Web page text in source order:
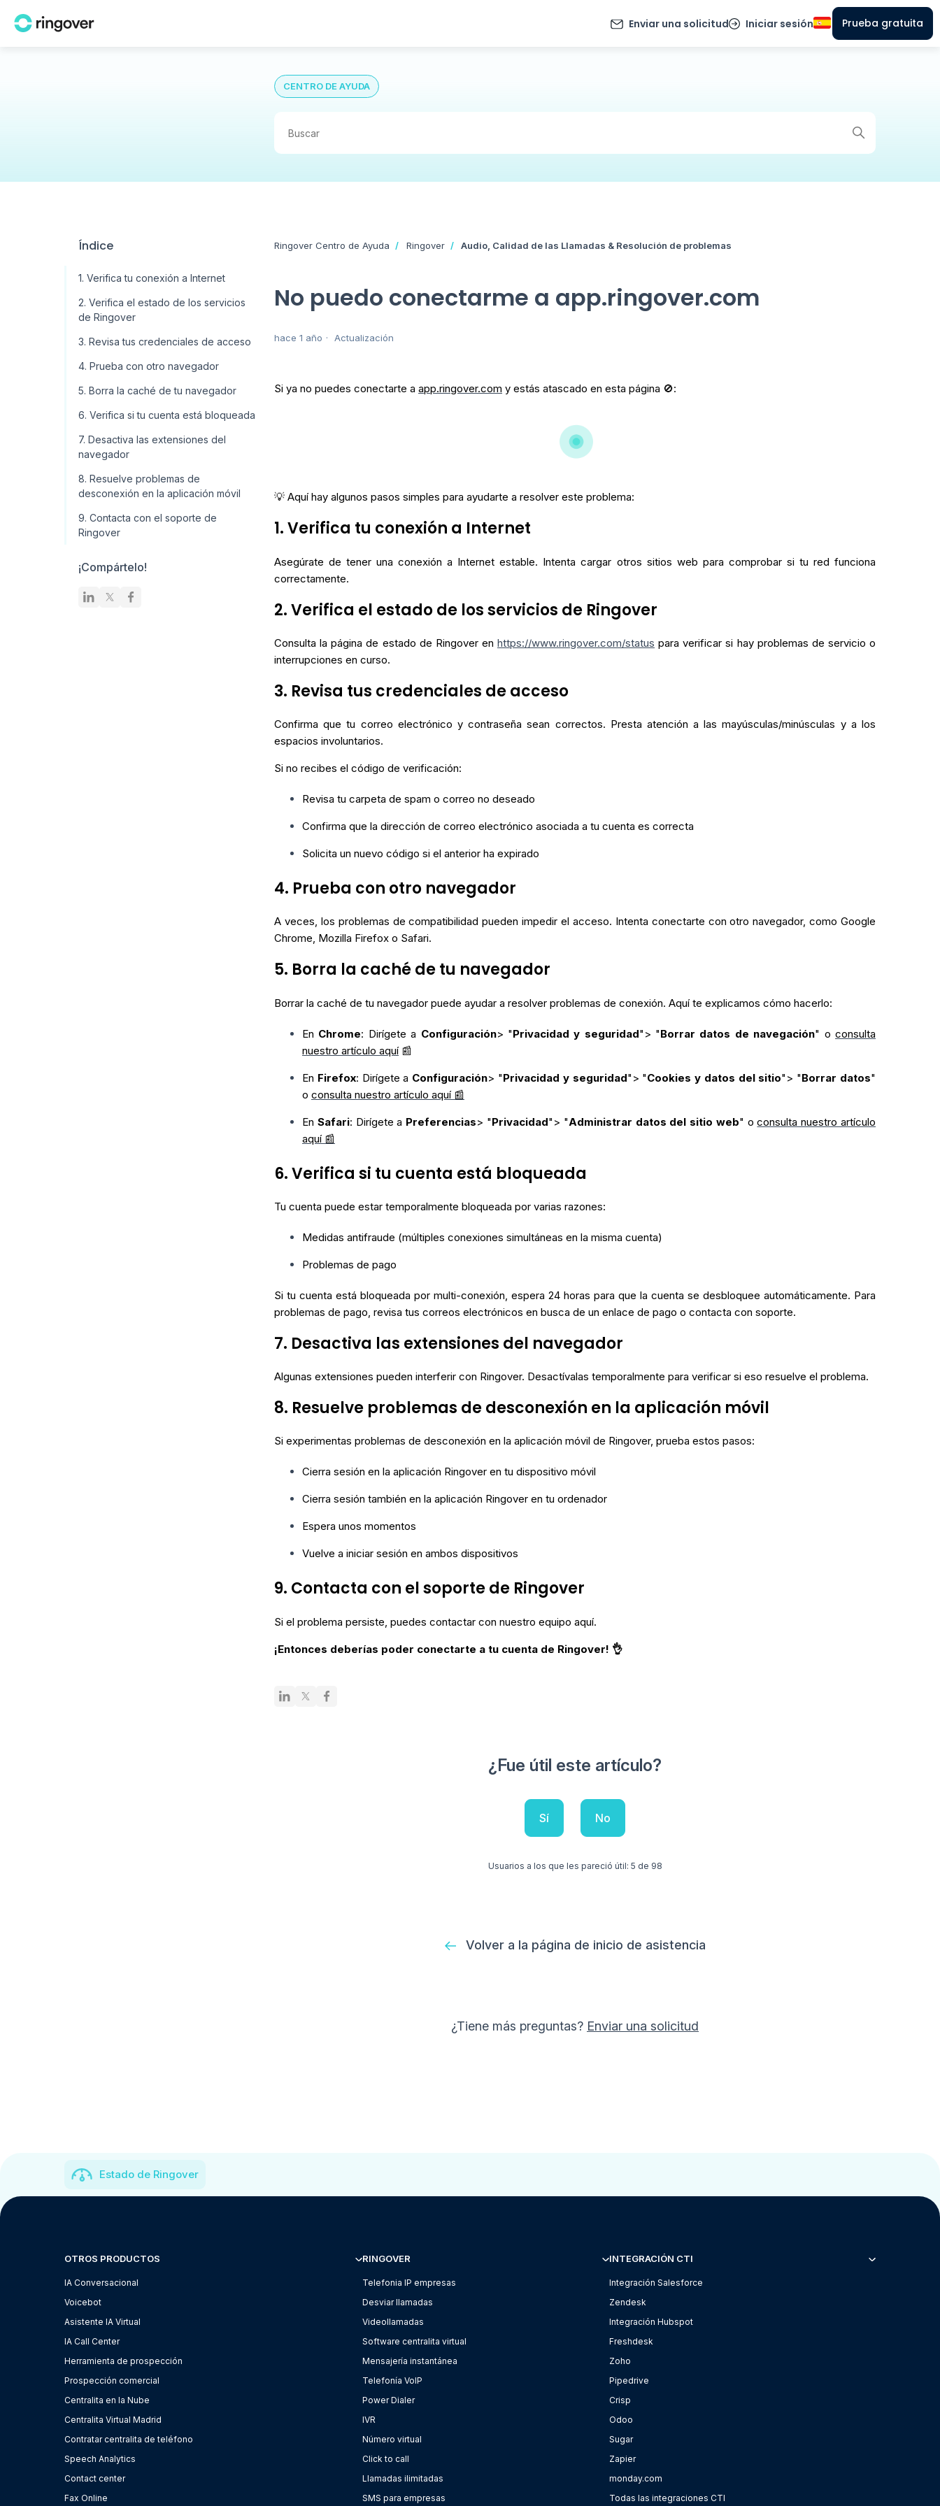
Enviar una solicitud Iniciar sesión Prueba gratuita
CENTRO DE AYUDA
Índice
1. Verifica tu conexión a Internet
2. Verifica el estado de los servicios
de Ringover
3. Revisa tus credenciales de acceso
4. Prueba con otro navegador
5. Borra la caché de tu navegador
6. Verifica si tu cuenta está bloqueada
7. Desactiva las extensiones del
navegador
8. Resuelve problemas de
desconexión en la aplicación móvil
9. Contacta con el soporte de
Ringover
¡Compártelo!
Ringover Centro de Ayuda Ringover Audio, Calidad de las Llamadas & Resolución de problemas
No puedo conectarme a app.ringover.com
hace 1 año Actualización
Si ya no puedes conectarte a app.ringover.com y estás atascado en esta página 🚫:
💡 Aquí hay algunos pasos simples para ayudarte a resolver este problema:
1. Verifica tu conexión a Internet
Asegúrate de tener una conexión a Internet estable. Intenta cargar otros sitios web para comprobar si tu red funciona
correctamente.
2. Verifica el estado de los servicios de Ringover
Consulta la página de estado de Ringover en https://www.ringover.com/status para verificar si hay problemas de servicio o
interrupciones en curso.
3. Revisa tus credenciales de acceso
Confirma que tu correo electrónico y contraseña sean correctos. Presta atención a las mayúsculas/minúsculas y a los
espacios involuntarios.
Si no recibes el código de verificación:
Revisa tu carpeta de spam o correo no deseado
Confirma que la dirección de correo electrónico asociada a tu cuenta es correcta
Solicita un nuevo código si el anterior ha expirado
4. Prueba con otro navegador
A veces, los problemas de compatibilidad pueden impedir el acceso. Intenta conectarte con otro navegador, como Google
Chrome, Mozilla Firefox o Safari.
5. Borra la caché de tu navegador
Borrar la caché de tu navegador puede ayudar a resolver problemas de conexión. Aquí te explicamos cómo hacerlo:
En Chrome: Dirígete a Configuración> "Privacidad y seguridad"> "Borrar datos de navegación" oconsulta
nuestro artículo aquí 📰
En Firefox: Dirígete a Configuración> "Privacidad y seguridad"> "Cookies y datos del sitio"> "Borrar datos"
o consulta nuestro artículo aquí 📰
En Safari: Dirígete a Preferencias> "Privacidad"> "Administrar datos del sitio web" oconsulta nuestro artículo
aquí 📰
6. Verifica si tu cuenta está bloqueada
Tu cuenta puede estar temporalmente bloqueada por varias razones:
Medidas antifraude (múltiples conexiones simultáneas en la misma cuenta)
Problemas de pago
Si tu cuenta está bloqueada por multi-conexión, espera 24 horas para que la cuenta se desbloquee automáticamente. Para
problemas de pago, revisa tus correos electrónicos en busca de un enlace de pago o contacta con soporte.
7. Desactiva las extensiones del navegador
Algunas extensiones pueden interferir con Ringover. Desactívalas temporalmente para verificar si eso resuelve el problema.
8. Resuelve problemas de desconexión en la aplicación móvil
Si experimentas problemas de desconexión en la aplicación móvil de Ringover, prueba estos pasos:
Cierra sesión en la aplicación Ringover en tu dispositivo móvil
Cierra sesión también en la aplicación Ringover en tu ordenador
Espera unos momentos
Vuelve a iniciar sesión en ambos dispositivos
9. Contacta con el soporte de Ringover
Si el problema persiste, puedes contactar con nuestro equipo aquí.
¡Entonces deberías poder conectarte a tu cuenta de Ringover! 👌
¿Fue útil este artículo?
Sí No
Usuarios a los que les pareció útil: 5 de 98
Volver a la página de inicio de asistencia
¿Tiene más preguntas? Enviar una solicitud
Estado de Ringover
OTROS PRODUCTOS
IA Conversacional
Voicebot
Asistente IA Virtual
IA Call Center
Herramienta de prospección
Prospección comercial
Centralita en la Nube
Centralita Virtual Madrid
Contratar centralita de teléfono
Speech Analytics
Contact center
Fax Online
RINGOVER
Telefonia IP empresas
Desviar llamadas
Videollamadas
Software centralita virtual
Mensajería instantánea
Telefonía VoIP
Power Dialer
IVR
Número virtual
Click to call
Llamadas ilimitadas
SMS para empresas
INTEGRACIÓN CTI
Integración Salesforce
Zendesk
Integración Hubspot
Freshdesk
Zoho
Pipedrive
Crisp
Odoo
Sugar
Zapier
monday.com
Todas las integraciones CTI